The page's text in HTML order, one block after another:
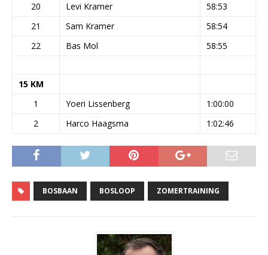
20
Levi Kramer
58:53
21
Sam Kramer
58:54
22
Bas Mol 58:55
15 KM
1
Yoeri Lissenberg
1:00:00
2
Harco Haagsma 1:02:46
BOSBAAN BOSLOOP ZOMERTRAINING